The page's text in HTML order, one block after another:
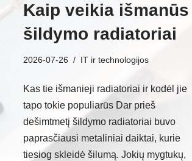
Kaip veikia išmanūs
šildymo radiatoriai
2026-07-26 IT ir technologijos
Kas tie išmanieji radiatoriai ir kodėl jie
tapo tokie populiarūs Dar prieš
dešimtmetį šildymo radiatoriai buvo
paprasčiausi metaliniai daiktai, kurie
tiesiog skleidė šilumą. Jokių mygtukų,